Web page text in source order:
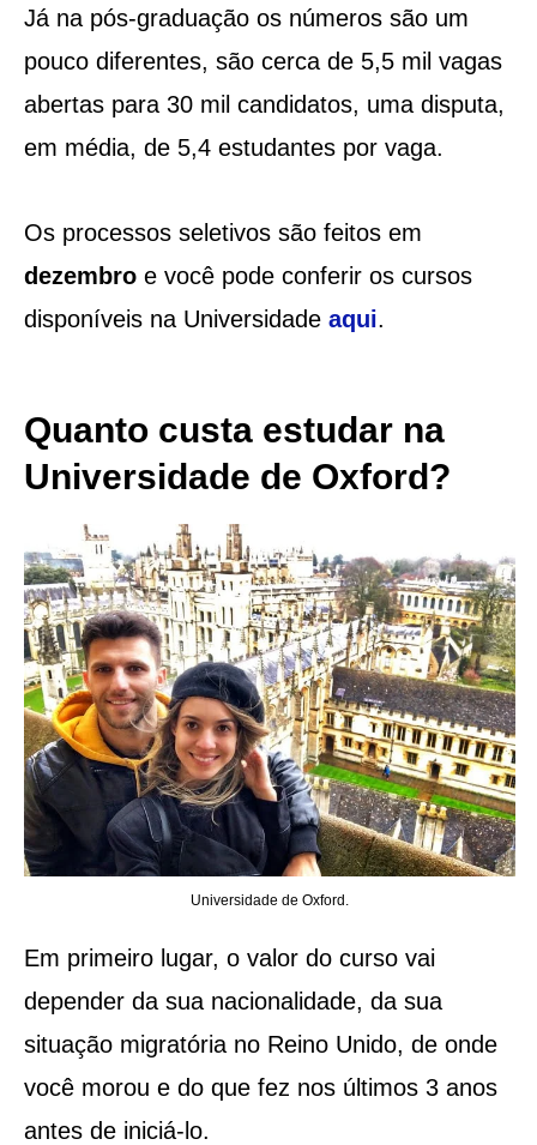
Já na pós-graduação os números são um
pouco diferentes, são cerca de 5,5 mil vagas
abertas para 30 mil candidatos, uma disputa,
em média, de 5,4 estudantes por vaga.
Os processos seletivos são feitos em
dezembro e você pode conferir os cursos
disponíveis na Universidade aqui.
Quanto custa estudar na
Universidade de Oxford?
Universidade de Oxford.
Em primeiro lugar, o valor do curso vai
depender da sua nacionalidade, da sua
situação migratória no Reino Unido, de onde
você morou e do que fez nos últimos 3 anos
antes de iniciá-lo.